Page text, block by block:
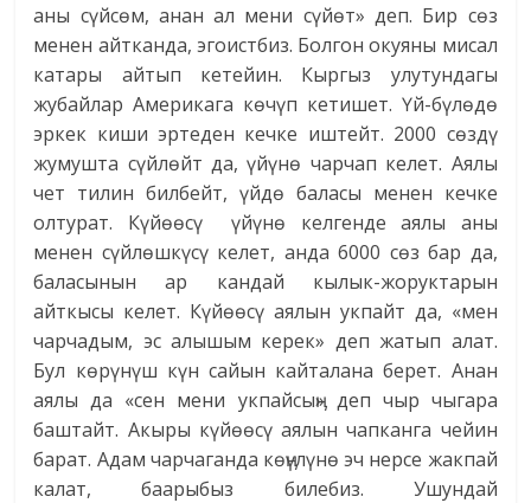
аны сүйсөм, анан ал мени сүйөт» деп. Бир сөз
менен айтканда, эгоистбиз. Болгон окуяны мисал
катары айтып кетейин. Кыргыз улутундагы
жубайлар Америкага көчүп кетишет. Үй-бүлөдө
эркек киши эртеден кечке иштейт. 2000 сөздү
жумушта сүйлөйт да, үйүнө чарчап келет. Аялы
чет тилин билбейт, үйдө баласы менен кечке
олтурат. Күйөөсү үйүнө келгенде аялы аны
менен сүйлөшкүсү келет, анда 6000 сөз бар да,
баласынын ар кандай кылык-жоруктарын
айткысы келет. Күйөөсү аялын укпайт да, «мен
чарчадым, эс алышым керек» деп жатып алат.
Бул көрүнүш күн сайын кайталана берет. Анан
аялы да «сен мени укпайсыӊ» деп чыр чыгара
баштайт. Акыры күйөөсү аялын чапканга чейин
барат. Адам чарчаганда көӊүлүнө эч нерсе жакпай
калат, баарыбыз билебиз. Ушундай